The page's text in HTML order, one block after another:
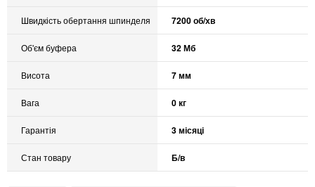
Швидкість обертання шпинделя 7200 об/хв
Об'єм буфера 32 Мб
Висота 7 мм
Вага 0 кг
Гарантія 3 місяці
Стан товару Б/в